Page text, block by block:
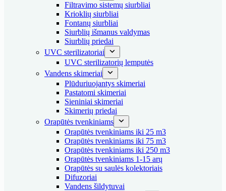
Filtravimo sistemų siurbliai
Krioklių siurbliai
Fontanų siurbliai
Siurblių išmanus valdymas
Siurblių priedai
UVC sterilizatoriai
UVC sterilizatorių lemputės
Vandens skimeriai
Plūduriuojantys skimeriai
Pastatomi skimeriai
Sieniniai skimeriai
Skimerių priedai
Orapūtės tvenkiniams
Orapūtės tvenkiniams iki 25 m3
Orapūtės tvenkiniams iki 75 m3
Orapūtės tvenkiniams iki 250 m3
Orapūtės tvenkiniams 1-15 arų
Orapūtės su saulės kolektoriais
Difuzoriai
Vandens šildytuvai